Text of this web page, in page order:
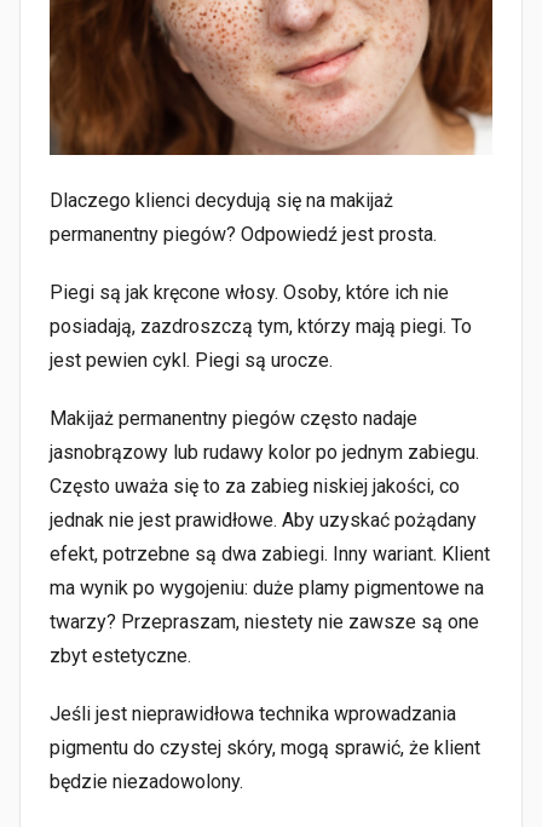
Dlaczego klienci decydują się na makijaż
permanentny piegów? Odpowiedź jest prosta.
Piegi są jak kręcone włosy. Osoby, które ich nie
posiadają, zazdroszczą tym, którzy mają piegi. To
jest pewien cykl. Piegi są urocze.
Makijaż permanentny piegów często nadaje
jasnobrązowy lub rudawy kolor po jednym zabiegu.
Często uważa się to za zabieg niskiej jakości, co
jednak nie jest prawidłowe. Aby uzyskać pożądany
efekt, potrzebne są dwa zabiegi. Inny wariant. Klient
ma wynik po wygojeniu: duże plamy pigmentowe na
twarzy? Przepraszam, niestety nie zawsze są one
zbyt estetyczne.
Jeśli jest nieprawidłowa technika wprowadzania
pigmentu do czystej skóry, mogą sprawić, że klient
będzie niezadowolony.